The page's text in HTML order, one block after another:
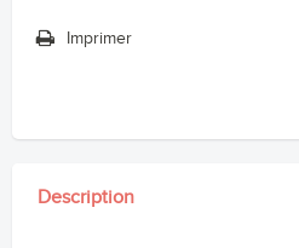
Imprimer
Description